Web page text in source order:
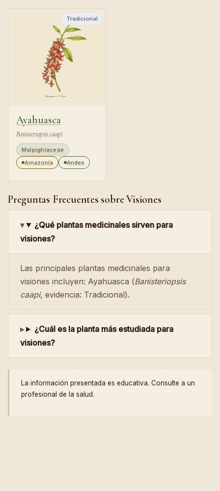
Tradicional
Ayahuasca
Banisteriopsis caapi
Malpighiaceae
Amazonia
Andes
Preguntas Frecuentes sobre Visiones
¿Qué plantas medicinales sirven para
visiones?
Las principales plantas medicinales para
visiones incluyen: Ayahuasca (Banisteriopsis
caapi, evidencia: Tradicional).
¿Cuál es la planta más estudiada para
visiones?
La información presentada es educativa. Consulte a un
profesional de la salud.